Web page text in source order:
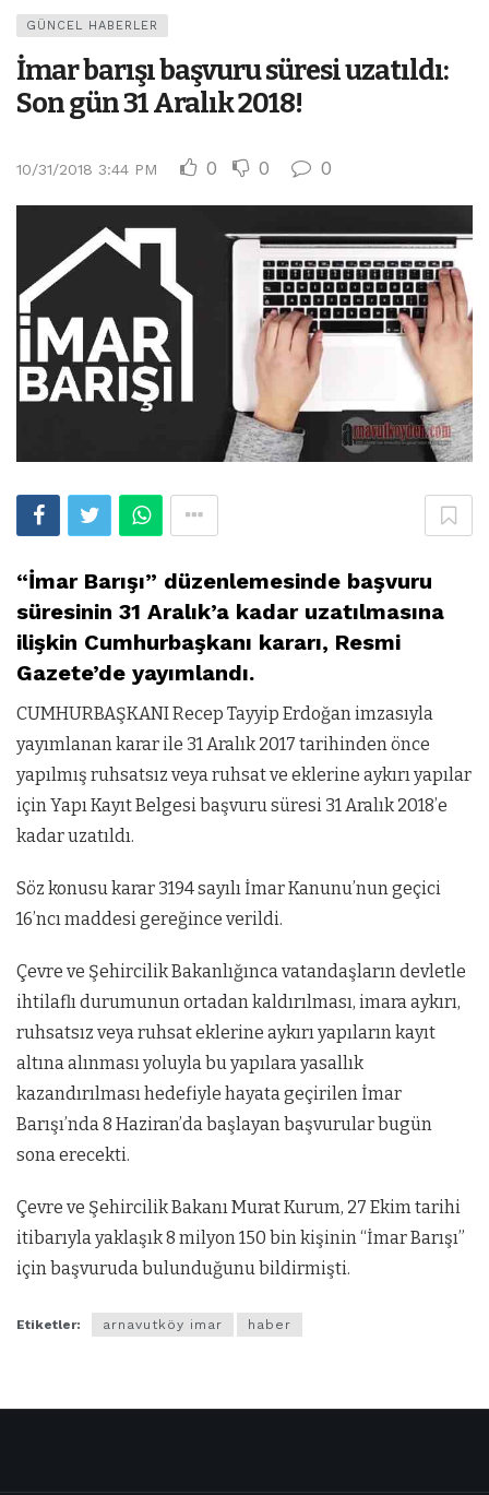
GÜNCEL HABERLER
İmar barışı başvuru süresi uzatıldı:
Son gün 31 Aralık 2018!
10/31/2018 3:44 PM 0 0 0
“İmar Barışı” düzenlemesinde başvuru
süresinin 31 Aralık’a kadar uzatılmasına
ilişkin Cumhurbaşkanı kararı, Resmi
Gazete’de yayımlandı.
CUMHURBAŞKANI Recep Tayyip Erdoğan imzasıyla
yayımlanan karar ile 31 Aralık 2017 tarihinden önce
yapılmış ruhsatsız veya ruhsat ve eklerine aykırı yapılar
için Yapı Kayıt Belgesi başvuru süresi 31 Aralık 2018’e
kadar uzatıldı.
Söz konusu karar 3194 sayılı İmar Kanunu’nun geçici
16’ncı maddesi gereğince verildi.
Çevre ve Şehircilik Bakanlığınca vatandaşların devletle
ihtilaflı durumunun ortadan kaldırılması, imara aykırı,
ruhsatsız veya ruhsat eklerine aykırı yapıların kayıt
altına alınması yoluyla bu yapılara yasallık
kazandırılması hedefiyle hayata geçirilen İmar
Barışı’nda 8 Haziran’da başlayan başvurular bugün
sona erecekti.
Çevre ve Şehircilik Bakanı Murat Kurum, 27 Ekim tarihi
itibarıyla yaklaşık 8 milyon 150 bin kişinin “İmar Barışı”
için başvuruda bulunduğunu bildirmişti.
Etiketler: arnavutköy imar haber